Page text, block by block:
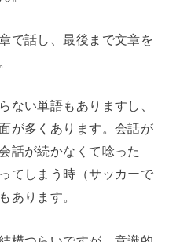
で話し、最後まで文章を
ない単語もありますし、
が多くあります。会話が
話が続かなくて唸った
てしまう時（サッカーで
あります。